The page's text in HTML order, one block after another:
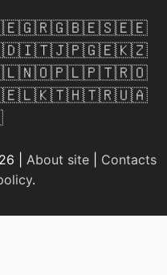
🇬🇷🇬🇧🇪🇸🇪🇪
🇮🇹🇯🇵🇬🇪🇰🇿
🇳🇴🇵🇱🇵🇹🇷🇴
🇱🇰🇹🇭🇹🇷🇺🇦
| About site| Contacts
.